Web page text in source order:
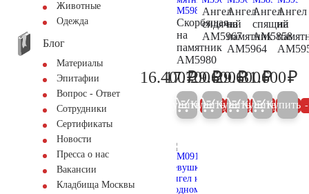
Животные
Одежда
Блог
Материалы
Эпитафии
Вопрос - Ответ
Сотрудники
Сертификаты
Новости
Пресса о нас
Вакансии
Кладбища Москвы
Скорбящая
на
памятник
AM5980
17.300
16.400₽
Купить 5%
Ангел
сидячий
AM5967
18.600
17.700₽
Купить 5%
Ангел
на
памятник
AM5964
31.200
29.600₽
Купить 5%
Ангел
спящий
AM5858
31.200
29.600₽
Купить 5%
Ангел
на
31.600₽
Купить